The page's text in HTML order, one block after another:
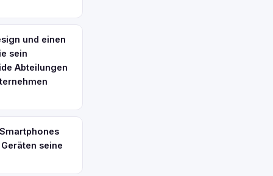
und einen
sein
Abteilungen
seine